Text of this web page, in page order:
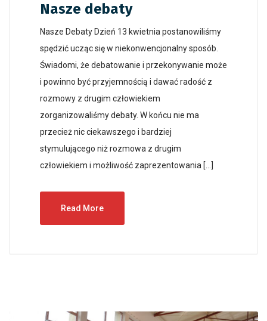
Nasze debaty
Nasze Debaty Dzień 13 kwietnia postanowiliśmy
spędzić ucząc się w niekonwencjonalny sposób.
Świadomi, że debatowanie i przekonywanie może
i powinno być przyjemnością i dawać radość z
rozmowy z drugim człowiekiem
zorganizowaliśmy debaty. W końcu nie ma
przecież nic ciekawszego i bardziej
stymulującego niż rozmowa z drugim
człowiekiem i możliwość zaprezentowania […]
Read More